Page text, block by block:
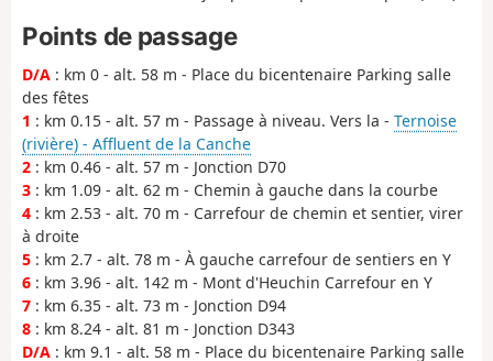
Points de passage
D/A : km 0 - alt. 58 m - Place du bicentenaire Parking salle
des fêtes
1 : km 0.15 - alt. 57 m - Passage à niveau. Vers la - Ternoise
(rivière) - Affluent de la Canche
2 : km 0.46 - alt. 57 m - Jonction D70
3 : km 1.09 - alt. 62 m - Chemin à gauche dans la courbe
4 : km 2.53 - alt. 70 m - Carrefour de chemin et sentier, virer
à droite
5 : km 2.7 - alt. 78 m - À gauche carrefour de sentiers en Y
6 : km 3.96 - alt. 142 m - Mont d'Heuchin Carrefour en Y
7 : km 6.35 - alt. 73 m - Jonction D94
8 : km 8.24 - alt. 81 m - Jonction D343
D/A : km 9.1 - alt. 58 m - Place du bicentenaire Parking salle